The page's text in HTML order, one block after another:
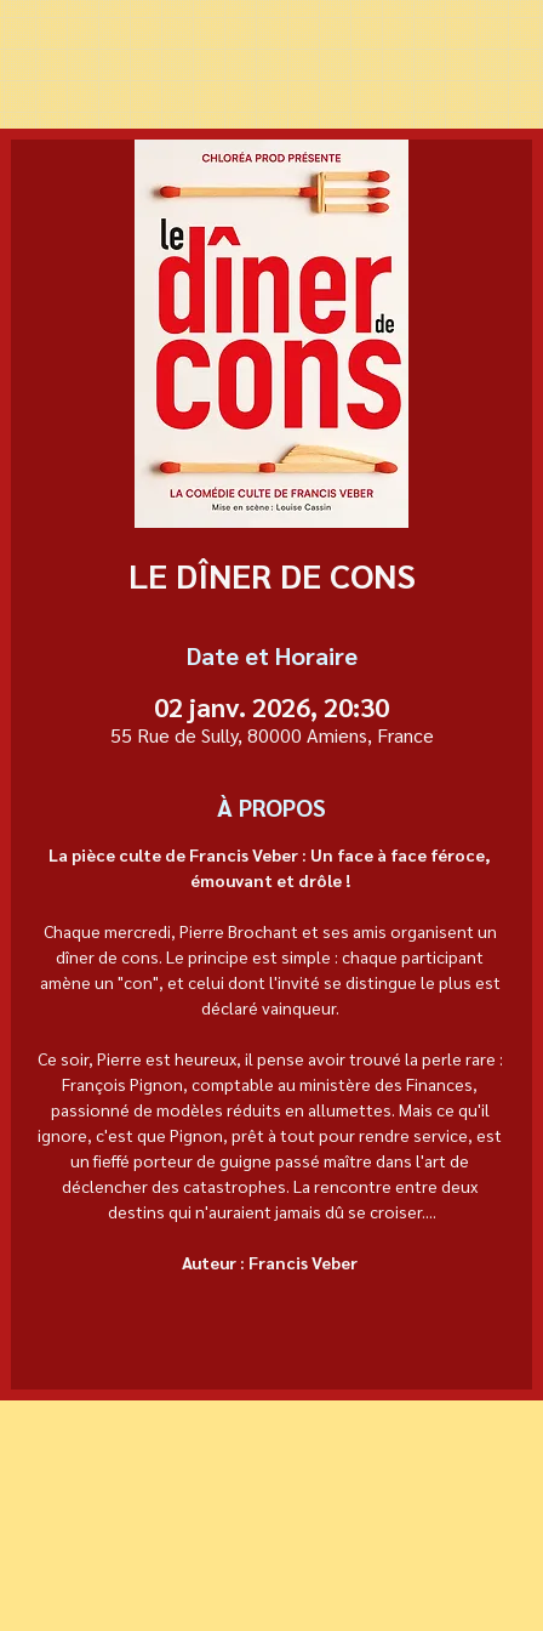
LE DÎNER DE CONS
Date et Horaire
02 janv. 2026, 20:30
55 Rue de Sully, 80000 Amiens, France
À PROPOS
La pièce culte de Francis Veber : Un face à face féroce,
émouvant et drôle !
Chaque mercredi, Pierre Brochant et ses amis organisent un
dîner de cons. Le principe est simple : chaque participant
amène un "con", et celui dont l'invité se distingue le plus est
déclaré vainqueur.
Ce soir, Pierre est heureux, il pense avoir trouvé la perle rare :
François Pignon, comptable au ministère des Finances,
passionné de modèles réduits en allumettes. Mais ce qu'il
ignore, c'est que Pignon, prêt à tout pour rendre service, est
un fieffé porteur de guigne passé maître dans l'art de
déclencher des catastrophes. La rencontre entre deux
destins qui n'auraient jamais dû se croiser....
Auteur : Francis Veber